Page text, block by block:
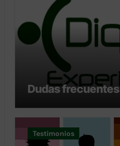
Dudas frecuentes
Testimonios